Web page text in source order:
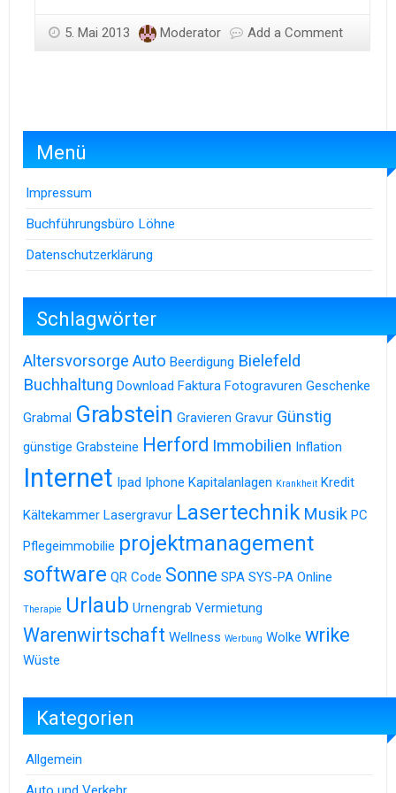
5. Mai 2013 Moderator Add a Comment
Menü
Impressum
Buchführungsbüro Löhne
Datenschutzerklärung
Schlagwörter
Altersvorsorge Auto Beerdigung Bielefeld
Buchhaltung Download Faktura Fotogravuren Geschenke
Grabmal Grabstein Gravieren Gravur Günstig
günstige Grabsteine Herford Immobilien Inflation
Internet Ipad Iphone Kapitalanlagen Krankheit Kredit
Kältekammer Lasergravur Lasertechnik Musik PC
Pflegeimmobilie projektmanagement
software QR Code Sonne SPA SYS-PA Online
Therapie Urlaub Urnengrab Vermietung
Warenwirtschaft Wellness Werbung Wolke wrike
Wüste
Kategorien
Allgemein